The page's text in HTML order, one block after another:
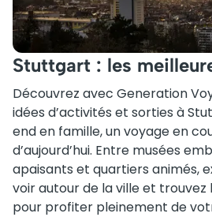
Stuttgart : les
Découvrez avec Generation
idées d’activités et sorties à
end en famille, un voyage en
d’aujourd’hui. Entre musées
apaisants et quartiers animés,
voir autour de la ville et
pour profiter pleinement de